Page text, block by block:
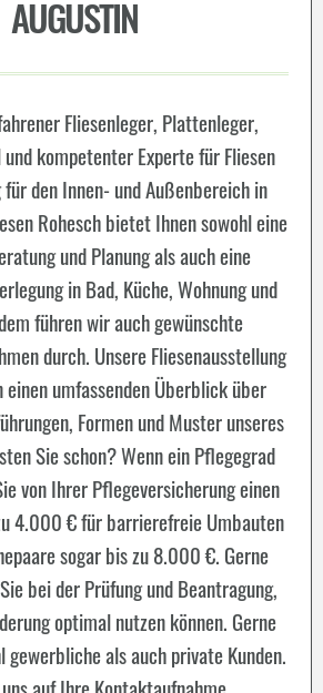
AUGUSTIN
Fliesenleger, Plattenleger,
kompetenter Experte für Fliesen
den Innen- und Außenbereich in
Rohesch bietet Ihnen sowohl eine
und Planung als auch eine
in Bad, Küche, Wohnung und
führen wir auch gewünschte
durch. Unsere Fliesenausstellung
umfassenden Überblick über
Formen und Muster unseres
Sie schon? Wenn ein Pflegegrad
von Ihrer Pflegeversicherung einen
4.000 € für barrierefreie Umbauten
sogar bis zu 8.000 €. Gerne
bei der Prüfung und Beantragung,
optimal nutzen können. Gerne
als auch private Kunden.